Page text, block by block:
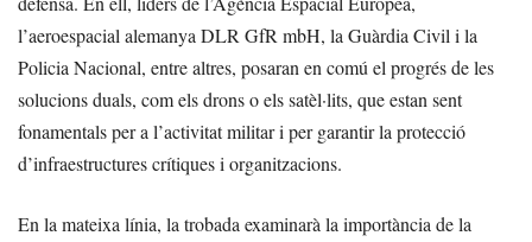
l’aeroespacial alemanya DLR GfR mbH, la Guàrdia Civil i la
Policia Nacional, entre altres, posaran en comú el progrés de les
solucions duals, com els drons o els satèl·lits, que estan sent
fonamentals per a l’activitat militar i per garantir la protecció
d’infraestructures crítiques i organitzacions.
En la mateixa línia, la trobada examinarà la importància de la